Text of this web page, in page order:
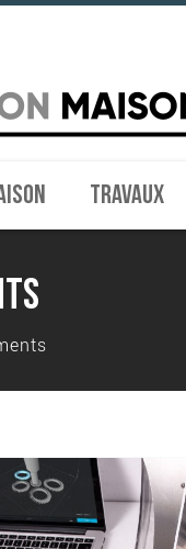
TRAVAUX